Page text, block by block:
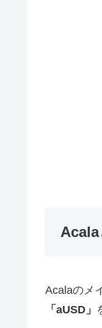
Acala
Acalaのメ
「aUSD」